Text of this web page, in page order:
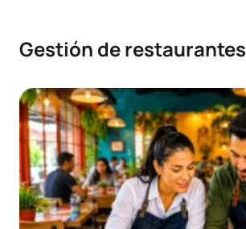
Gestión de restaurantes